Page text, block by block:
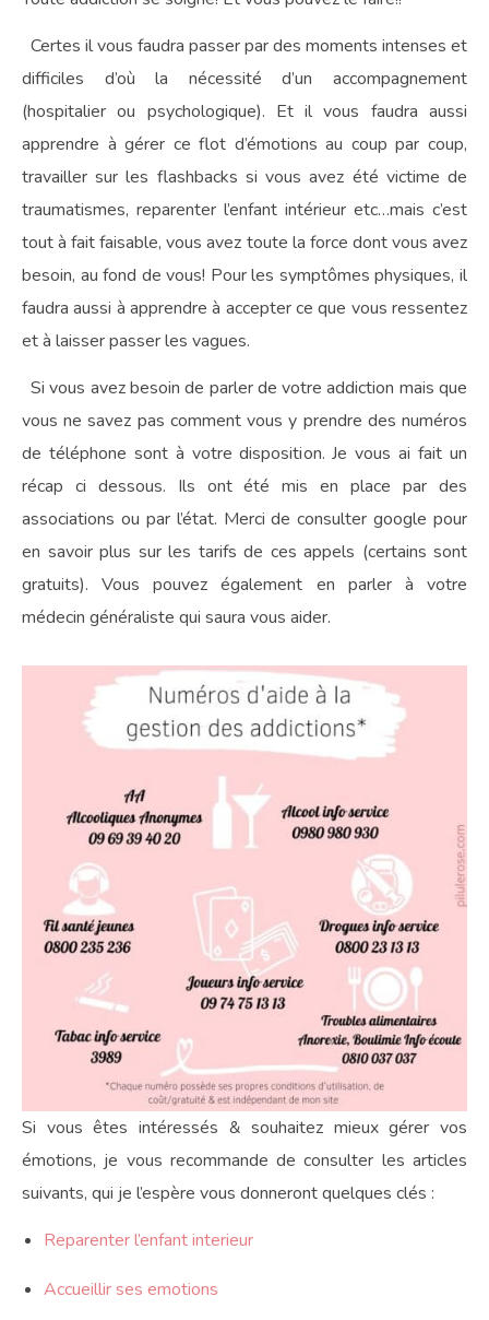
Certes il vous faudra passer par des moments intenses et
difficiles d’où la nécessité d’un accompagnement
(hospitalier ou psychologique). Et il vous faudra aussi
apprendre à gérer ce flot d’émotions au coup par coup,
travailler sur les flashbacks si vous avez été victime de
traumatismes, reparenter l’enfant intérieur etc…mais c’est
tout à fait faisable, vous avez toute la force dont vous avez
besoin, au fond de vous! Pour les symptômes physiques, il
faudra aussi à apprendre à accepter ce que vous ressentez
et à laisser passer les vagues.
Si vous avez besoin de parler de votre addiction mais que
vous ne savez pas comment vous y prendre des numéros
de téléphone sont à votre disposition. Je vous ai fait un
récap ci dessous. Ils ont été mis en place par des
associations ou par l’état. Merci de consulter google pour
en savoir plus sur les tarifs de ces appels (certains sont
gratuits). Vous pouvez également en parler à votre
médecin généraliste qui saura vous aider.
Si vous êtes intéressés & souhaitez mieux gérer vos
émotions, je vous recommande de consulter les articles
suivants, qui je l’espère vous donneront quelques clés :
Reparenter l’enfant interieur
Accueillir ses emotions